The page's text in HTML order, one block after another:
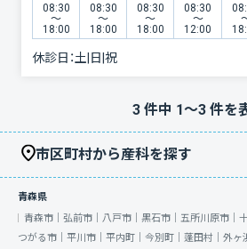
08:30
〜
18:00
08:30
〜
18:00
08:30
〜
18:00
08:30
〜
12:00
休診日：土|日|祝
3件中 1〜3件を
市区町村から産科を探す
青森県
青森市｜ 弘前市｜ 八戸市｜ 黒石市｜ 五所川原市｜
つがる市｜ 平川市｜ 平内町｜ 今別町｜ 蓬田村｜ 外ヶ